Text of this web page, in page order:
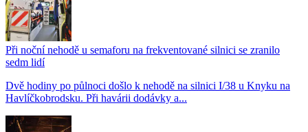
Při noční nehodě u semaforu na frekventované silnici se zranilo
sedm lidí
Dvě hodiny po půlnoci došlo k nehodě na silnici I/38 u Knyku na
Havlíčkobrodsku. Při havárii dodávky a...